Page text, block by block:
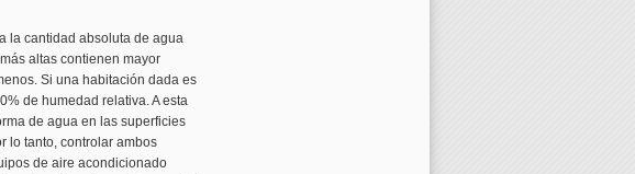
la cantidad absoluta de agua
altas contienen mayor
Si una habitación dada es
de humedad relativa. A esta
de agua en las superficies
lo tanto, controlar ambos
de aire acondicionado